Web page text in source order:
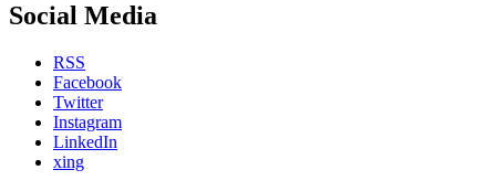
Social Media
RSS
Facebook
Twitter
Instagram
LinkedIn
xing